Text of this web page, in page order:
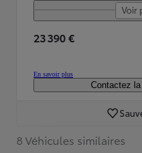
Voir
23 390 €
En savoir plus
Contactez
8 Véhicules similaires